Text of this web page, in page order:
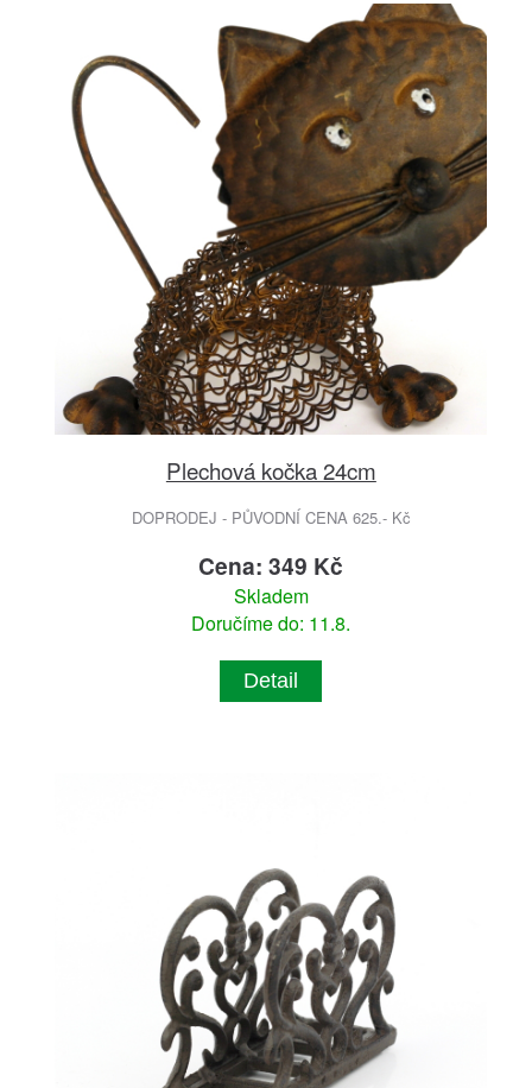
Plechová kočka 24cm
DOPRODEJ - PŮVODNÍ CENA 625.- Kč
Cena: 349 Kč
Skladem
Doručíme do: 11.8.
Detail